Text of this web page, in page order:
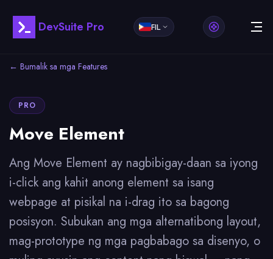
DevSuite Pro FIL
← Bumalik sa mga Features
PRO
Move Element
Ang Move Element ay nagbibigay-daan sa iyong
i-click ang kahit anong element sa isang
webpage at pisikal na i-drag ito sa bagong
posisyon. Subukan ang mga alternatibong layout,
mag-prototype ng mga pagbabago sa disenyo, o